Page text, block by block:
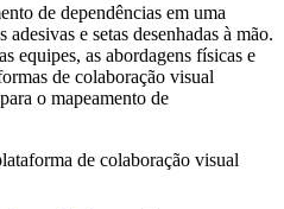
de dependências em uma
e setas desenhadas à mão.
equipes, as abordagens físicas e
de colaboração visual
o mapeamento de
de colaboração visual